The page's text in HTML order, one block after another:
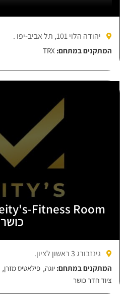
יהודה הלוי 101, תל אביב-יפו .
המתקנים במתחם: TRX
כושר
גינזבורג 3 ראשון לציון.
המתקנים במתחם: יוגה, פילאטיס מזרן,
ציוד חדר כושר